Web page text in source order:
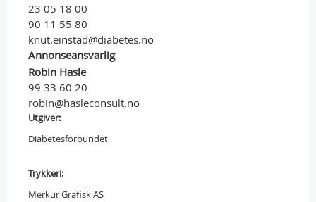
23 05 18 00
90 11 55 80
knut.einstad@diabetes.no
Annonseansvarlig
Robin Hasle
99 33 60 20
robin@hasleconsult.no
Utgiver:
Diabetesforbundet
Trykkeri:
Merkur Grafisk AS